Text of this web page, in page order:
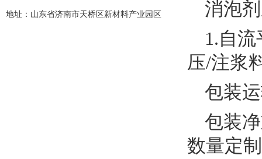
消泡
1.自
压/注浆
包装
包装
数量定
地址：山东省济南市天桥区新材料产业园区